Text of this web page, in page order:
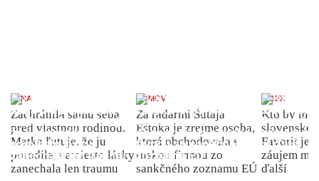
ŽENA
Zachránila samu seba
pred vlastnou rodinou.
Matka ľutuje, že ju
porodila, namiesto lásky
zanechala len traumu
DOMOV
Za radarmi Šutaja
Eštoka je zrejme osoba,
ktorá obchodovala s
ruskou firmou zo
sankčného zoznamu EÚ
INDEX
Kto by
slovenské
Favorit je
záujem
ďalší